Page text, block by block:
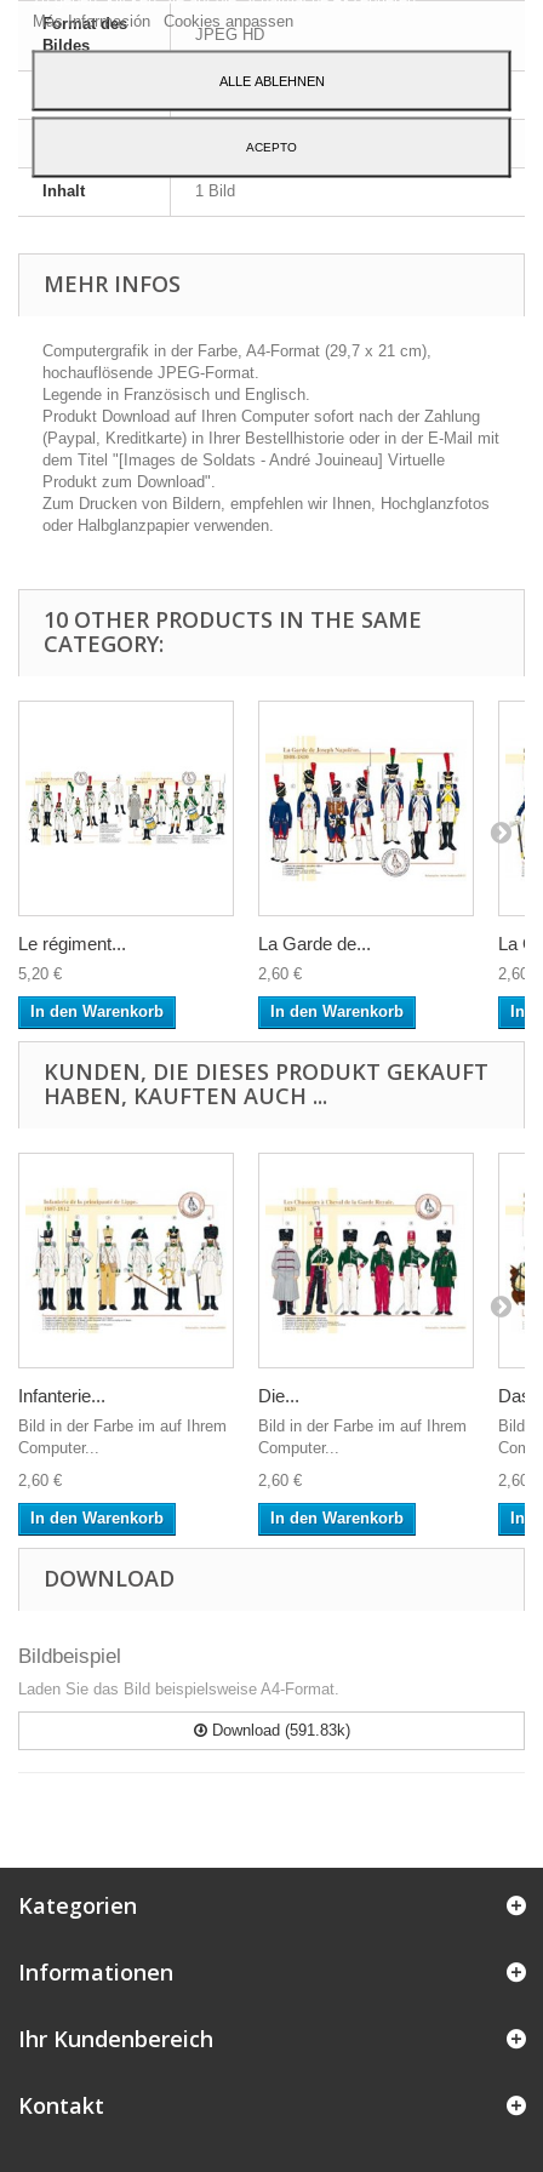
Format des
Bildes
JPEG HD
Englisch und Französisch
Inhalt 1 Bild
MEHR INFOS
Computergrafik in der Farbe, A4-Format (29,7 x 21 cm),
hochauflösende JPEG-Format.
Legende in Französisch und Englisch.
Produkt Download auf Ihren Computer sofort nach der Zahlung
(Paypal, Kreditkarte) in Ihrer Bestellhistorie oder in der E-Mail mit
dem Titel "[Images de Soldats - André Jouineau] Virtuelle
Produkt zum Download".
Zum Drucken von Bildern, empfehlen wir Ihnen, Hochglanzfotos
oder Halbglanzpapier verwenden.
10 OTHER PRODUCTS IN THE SAME
CATEGORY:
Le régiment...
5,20 €
In den Warenkorb
La Garde de...
2,60 €
In den Warenkorb
La
2,60 €
In
KUNDEN, DIE DIESES PRODUKT GEKAUFT
HABEN, KAUFTEN AUCH ...
Infanterie...
Bild in der Farbe im auf Ihrem
Computer...
2,60 €
In den Warenkorb
Die...
Bild in der Farbe im auf Ihrem
Computer...
2,60 €
In den Warenkorb
Das
Bild
2,60 €
In
DOWNLOAD
Bildbeispiel
Laden Sie das Bild beispielsweise A4-Format.
Download (591.83k)
Kategorien
Informationen
Ihr Kundenbereich
Kontakt
Más Información
Cookies anpassen
ALLE ABLEHNEN
ACEPTO